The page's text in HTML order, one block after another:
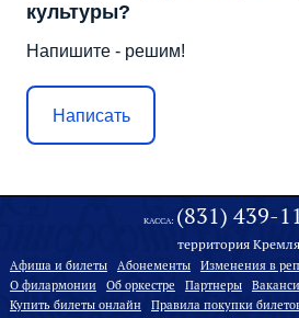
культуры?
Напишите - решим!
Написать
КАССА: (831) 439-
территория
Афиша и билеты Абонементы
Изменения в
О филармонии
Oб оркестре Партнеры
Купить билеты онлайн
Правила покупки